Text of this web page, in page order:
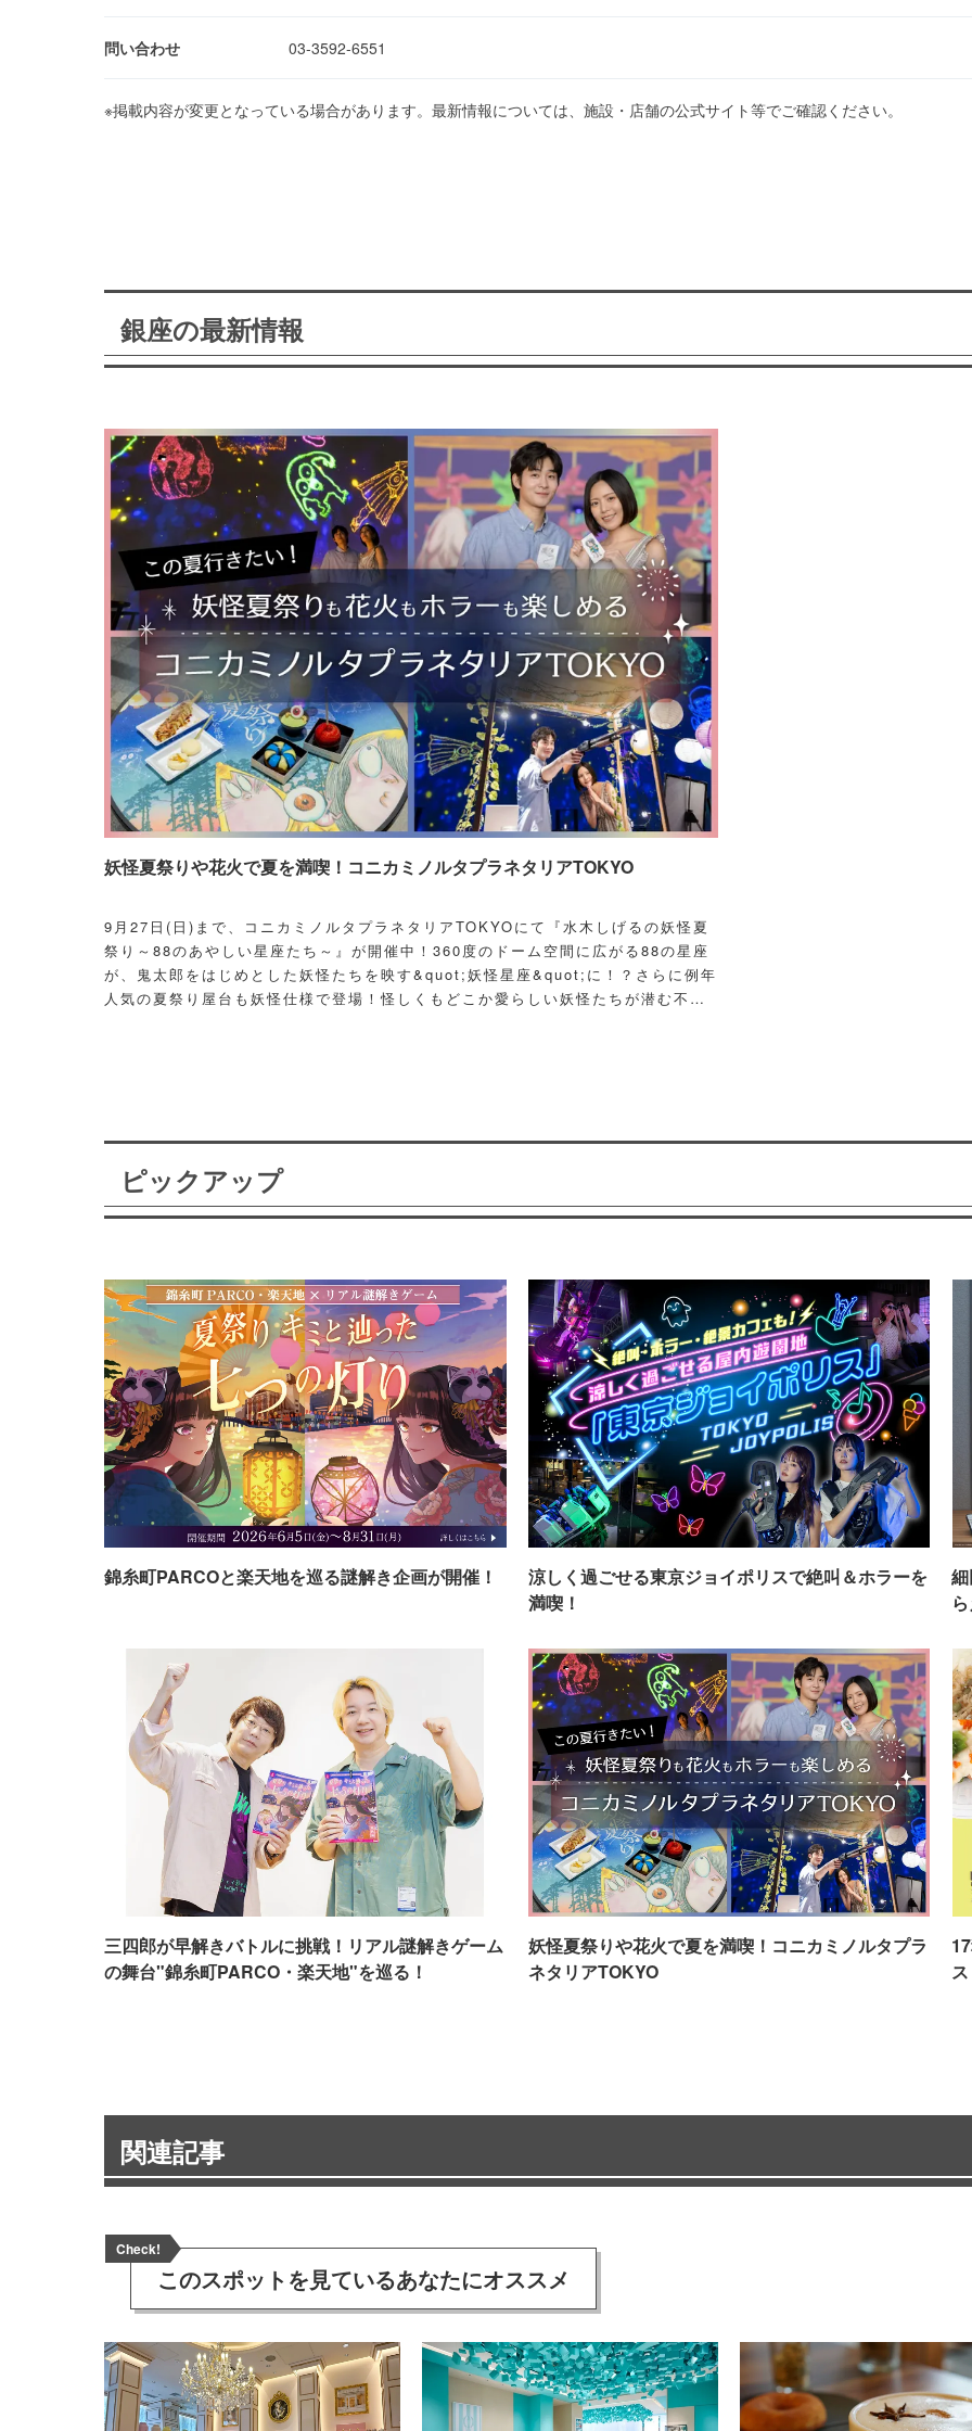
問い合わせ 03-3592-6551
※掲載内容が変更となっている場合があります。最新情報については、施設・店舗の公式サイト等でご確認ください。
銀座の最新情報
妖怪夏祭りや花火で夏を満喫！コニカミノルタプラネタリアTOKYO
9月27日(日)まで、コニカミノルタプラネタリアTOKYOにて『水木しげるの妖怪夏
祭り～88のあやしい星座たち～』が開催中！360度のドーム空間に広がる88の星座
が、鬼太郎をはじめとした妖怪たちを映す&quot;妖怪星座&quot;に！？さらに例年
人気の夏祭り屋台も妖怪仕様で登場！怪しくもどこか愛らしい妖怪たちが潜む不思
ピックアップ
錦糸町PARCOと楽天地を巡る謎解き企画が開催！
涼しく過ごせる東京ジョイポリスで絶叫＆ホラーを
満喫！
三四郎が早解きバトルに挑戦！リアル謎解きゲーム
の舞台"錦糸町PARCO・楽天地"を巡る！
妖怪夏祭りや花火で夏を満喫！コニカミノルタプラ
ネタリアTOKYO
関連記事
Check!
このスポットを見ているあなたにオススメ